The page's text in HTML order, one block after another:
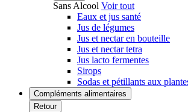
Sans Alcool Voir tout
Eaux et jus santé
Jus de légumes
Jus et nectar en bouteille
Jus et nectar tetra
Jus lacto fermentes
Sirops
Sodas et pétillants aux
Compléments alimentaires
Retour